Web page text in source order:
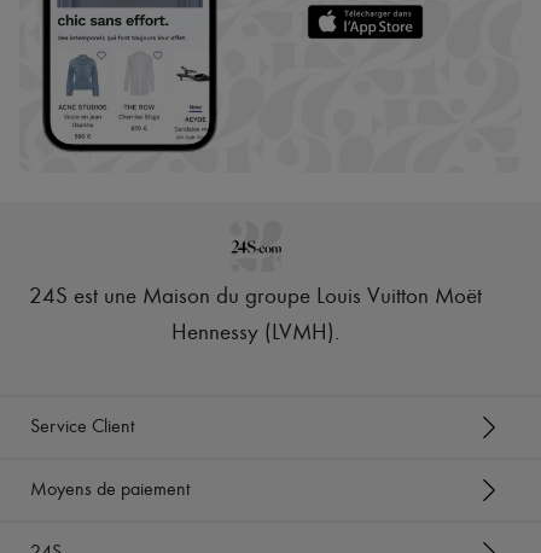
24S est une Maison du groupe Louis Vuitton Moët
Hennessy (LVMH).
Service Client
Moyens de paiement